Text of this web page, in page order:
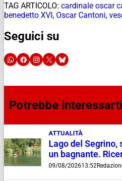
TAG ARTICOLO: cardinale oscar
benedetto XVI, Oscar Cantoni,
Seguici su
Potrebbe
ATTUALITÀ
Lago del Segrino,
un bagnante.
09/08/202613:52